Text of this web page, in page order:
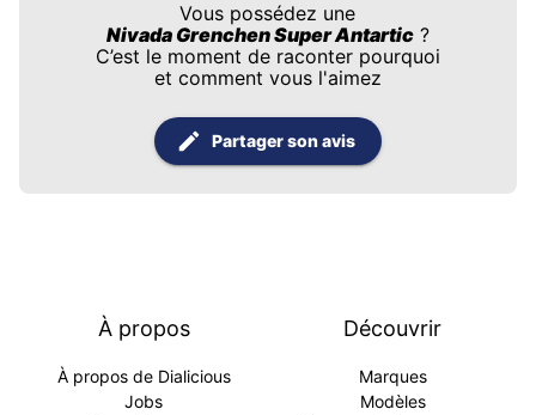
Vous possédez une
Nivada Grenchen Super Antartic?
C’est le moment de raconter pourquoi
et comment vous l'aimez
Partager son avis
À propos
À propos de Dialicious
Jobs
Découvrir
Marques
Modèles